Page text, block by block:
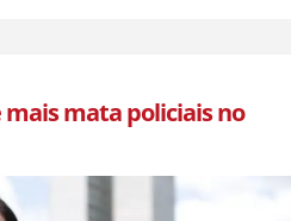
mata policiais no